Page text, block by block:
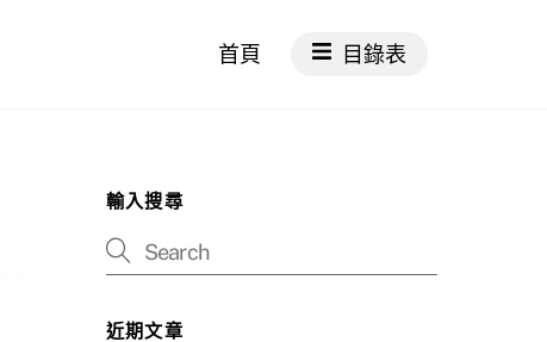
首頁 目錄表
輸入搜尋
近期文章